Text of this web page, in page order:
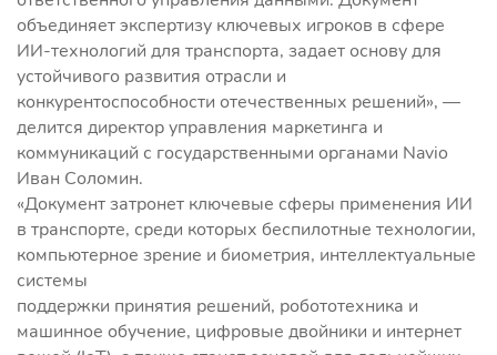
объединяет экспертизу ключевых игроков в сфере
ИИ-технологий для транспорта, задает основу для
устойчивого развития отрасли и
конкурентоспособности отечественных решений», —
делится директор управления маркетинга и
коммуникаций с государственными органами Navio
Иван Соломин.
«Документ затронет ключевые сферы применения ИИ
в транспорте, среди которых беспилотные технологии,
компьютерное зрение и биометрия, интеллектуальные
системы
поддержки принятия решений, робототехника и
машинное обучение, цифровые двойники и интернет